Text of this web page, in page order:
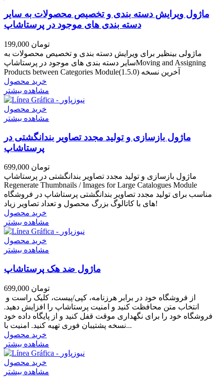
ماژول ویرایش دسته بندی و تخصیص محصولات به سایر
دسته بندی های موجود در پرستاشاپ
199,000 تومان
ماژولی بینظیر برای ویرایش دسته بندی و تخصیص محصولات به
سایر دسته بندی های موجود در پرستاشاپMoving and Assigning
Products between Categories Moduleآخرین نسخه (1.5.0)
خرید محصول
مشاهده بیشتر
خرید محصول
مشاهده بیشتر
ماژول بازسازی و تولید مجدد تصاویر بندانگشتی در
پرستاشاپ
699,000 تومان
ماژول بازسازی و تولید مجدد تصاویر بندانگشتی در پرستاشاپ
Regenerate Thumbnails / Images for Large Catalogues Module
مناسب برای تولید مجدد تصاویر بندانگشتی پرستاشاپ در فروشگاه
های با کاتالوگ بزرگ محصول و تعداد تصاویر زیاد!
خرید محصول
مشاهده بیشتر
خرید محصول
مشاهده بیشتر
ماژول ضد هک پرستاشاپ
699,000 تومان
انتخاب متن محافظت کنید و امنیت پرستاشاپ را افزایش دهید.
فروشگاه خود را برای نگهداری موقت قفل کنید و از پایگاه داده خود
نسخه پشتیبان فوری تهیه کنید. امنیت با...
خرید محصول
مشاهده بیشتر
خرید محصول
مشاهده بیشتر